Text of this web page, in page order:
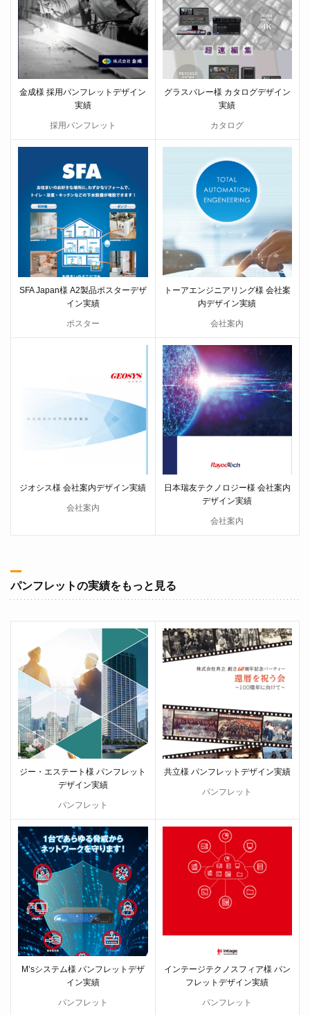
金成様 採用パンフレットデザイン
実績
採用パンフレット
グラスバレー様 カタログデザイン
実績
カタログ
SFA Japan様 A2製品ポスターデザ
イン実績
ポスター
トーアエンジニアリング様 会社案
内デザイン実績
会社案内
ジオシス様 会社案内デザイン実績
会社案内
日本瑞友テクノロジー様 会社案内
デザイン実績
会社案内
パンフレットの実績をもっと見る
ジー・エステート様 パンフレット
デザイン実績
パンフレット
共立様 パンフレットデザイン実績
パンフレット
M’sシステム様 パンフレットデザ
イン実績
パンフレット
インテージテクノスフィア様 パン
フレットデザイン実績
パンフレット